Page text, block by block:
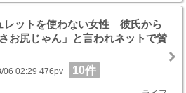
レットを使わない女性 彼氏から
さお尻じゃん」と言われネットで賛
06 02:29 476pv 10件